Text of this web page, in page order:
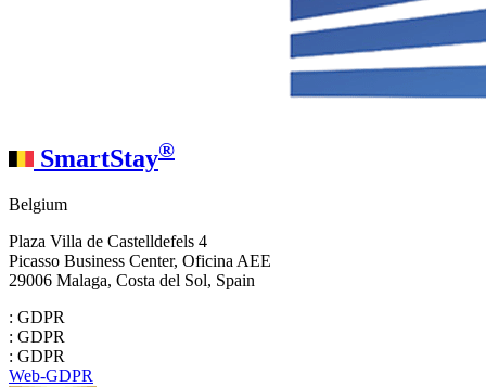
SmartStay®
Belgium
Plaza Villa de Castelldefels 4
Picasso Business Center, Oficina AEE
29006 Malaga, Costa del Sol, Spain
: GDPR
: GDPR
: GDPR
Web-GDPR